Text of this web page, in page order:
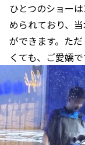
ひとつのショー
められており、
ができます。た
くても、ご愛嬌で